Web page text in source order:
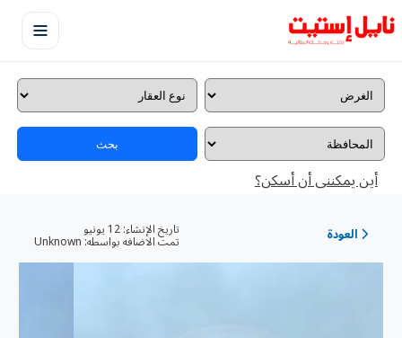
بحث
أين يمكننى أن أسكن؟
العودة تاريخ الإنشاء:
تمت الاضافه بواسطه: Unknown